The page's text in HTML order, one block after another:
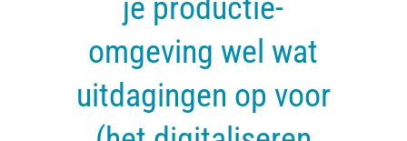
je productie-
omgeving wel wat
uitdagingen op voor